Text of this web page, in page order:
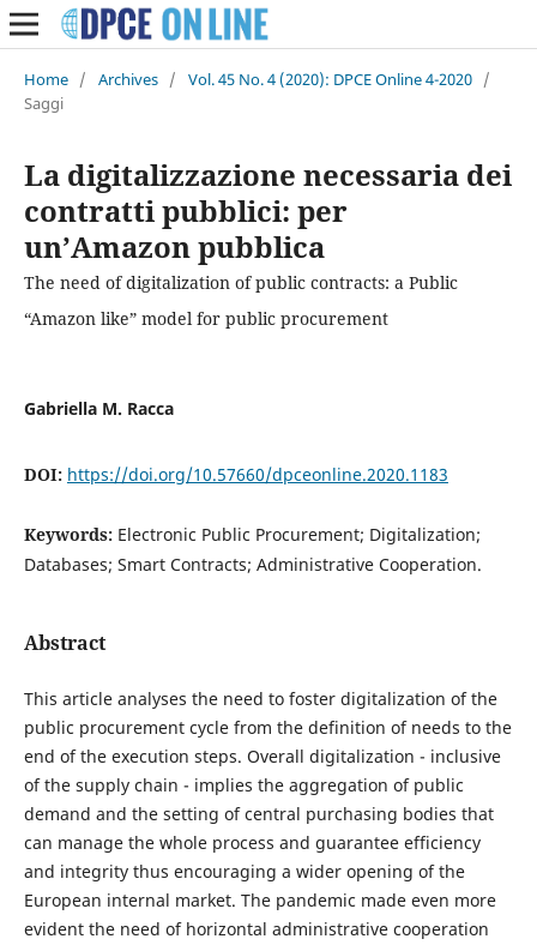
Home / Archives / Vol. 45 No. 4 (2020): DPCE Online 4-2020 /
Saggi
La digitalizzazione necessaria dei
contratti pubblici: per
un’Amazon pubblica
The need of digitalization of public contracts: a Public
“Amazon like” model for public procurement
Gabriella M. Racca
DOI: https://doi.org/10.57660/dpceonline.2020.1183
Keywords: Electronic Public Procurement; Digitalization;
Databases; Smart Contracts; Administrative Cooperation.
Abstract
This article analyses the need to foster digitalization of the
public procurement cycle from the definition of needs to the
end of the execution steps. Overall digitalization - inclusive
of the supply chain - implies the aggregation of public
demand and the setting of central purchasing bodies that
can manage the whole process and guarantee efficiency
and integrity thus encouraging a wider opening of the
European internal market. The pandemic made even more
evident the need of horizontal administrative cooperation